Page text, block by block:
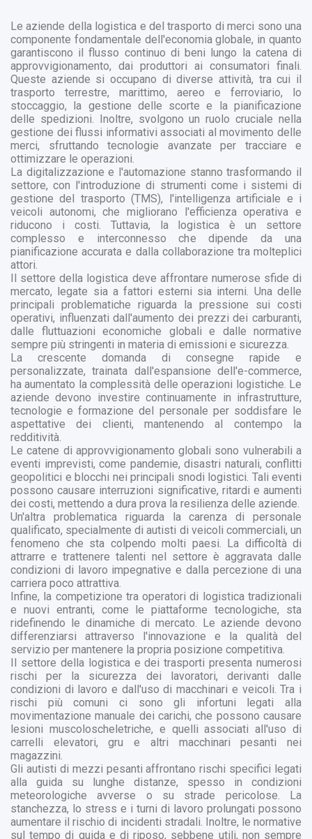
Le aziende della logistica e del trasporto di merci sono una
componente fondamentale dell'economia globale, in quanto
garantiscono il flusso continuo di beni lungo la catena di
approvvigionamento, dai produttori ai consumatori finali.
Queste aziende si occupano di diverse attività, tra cui il
trasporto terrestre, marittimo, aereo e ferroviario, lo
stoccaggio, la gestione delle scorte e la pianificazione
delle spedizioni. Inoltre, svolgono un ruolo cruciale nella
gestione dei flussi informativi associati al movimento delle
merci, sfruttando tecnologie avanzate per tracciare e
ottimizzare le operazioni.
La digitalizzazione e l'automazione stanno trasformando il
settore, con l'introduzione di strumenti come i sistemi di
gestione del trasporto (TMS), l'intelligenza artificiale e i
veicoli autonomi, che migliorano l'efficienza operativa e
riducono i costi. Tuttavia, la logistica è un settore
complesso e interconnesso che dipende da una
pianificazione accurata e dalla collaborazione tra molteplici
attori.
Il settore della logistica deve affrontare numerose sfide di
mercato, legate sia a fattori esterni sia interni. Una delle
principali problematiche riguarda la pressione sui costi
operativi, influenzati dall'aumento dei prezzi dei carburanti,
dalle fluttuazioni economiche globali e dalle normative
sempre più stringenti in materia di emissioni e sicurezza.
La crescente domanda di consegne rapide e
personalizzate, trainata dall'espansione dell'e-commerce,
ha aumentato la complessità delle operazioni logistiche. Le
aziende devono investire continuamente in infrastrutture,
tecnologie e formazione del personale per soddisfare le
aspettative dei clienti, mantenendo al contempo la
redditività.
Le catene di approvvigionamento globali sono vulnerabili a
eventi imprevisti, come pandemie, disastri naturali, conflitti
geopolitici e blocchi nei principali snodi logistici. Tali eventi
possono causare interruzioni significative, ritardi e aumenti
dei costi, mettendo a dura prova la resilienza delle aziende.
Un'altra problematica riguarda la carenza di personale
qualificato, specialmente di autisti di veicoli commerciali, un
fenomeno che sta colpendo molti paesi. La difficoltà di
attrarre e trattenere talenti nel settore è aggravata dalle
condizioni di lavoro impegnative e dalla percezione di una
carriera poco attrattiva.
Infine, la competizione tra operatori di logistica tradizionali
e nuovi entranti, come le piattaforme tecnologiche, sta
ridefinendo le dinamiche di mercato. Le aziende devono
differenziarsi attraverso l'innovazione e la qualità del
servizio per mantenere la propria posizione competitiva.
Il settore della logistica e dei trasporti presenta numerosi
rischi per la sicurezza dei lavoratori, derivanti dalle
condizioni di lavoro e dall'uso di macchinari e veicoli. Tra i
rischi più comuni ci sono gli infortuni legati alla
movimentazione manuale dei carichi, che possono causare
lesioni muscoloscheletriche, e quelli associati all'uso di
carrelli elevatori, gru e altri macchinari pesanti nei
magazzini.
Gli autisti di mezzi pesanti affrontano rischi specifici legati
alla guida su lunghe distanze, spesso in condizioni
meteorologiche avverse o su strade pericolose. La
stanchezza, lo stress e i turni di lavoro prolungati possono
aumentare il rischio di incidenti stradali. Inoltre, le normative
sul tempo di guida e di riposo, sebbene utili, non sempre